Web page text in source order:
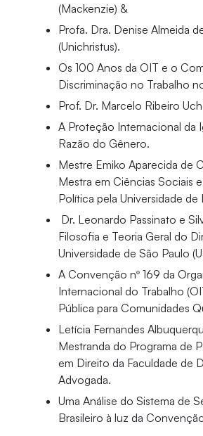
(Mackenzie) &
Profa. Dra. Denise Almeida
(Unichristus).
Os 100 Anos da OIT e o
Discriminação no Trabalho
Prof. Dr. Marcelo Ribeiro
A Proteção Internacional da
Razão do Gênero.
Mestre Emiko Aparecida de
Mestra em Ciências Sociais
Política pela Universidade de
Dr. Leonardo Passinato e
Filosofia e Teoria Geral do
Universidade de São Paulo
A Convenção nº 169 da
Internacional do Trabalho
Pública para Comunidades
Letícia Fernandes
Mestranda do Programa de
em Direito da Faculdade de
Advogada.
Uma Análise do Sistema de
Brasileiro à luz da